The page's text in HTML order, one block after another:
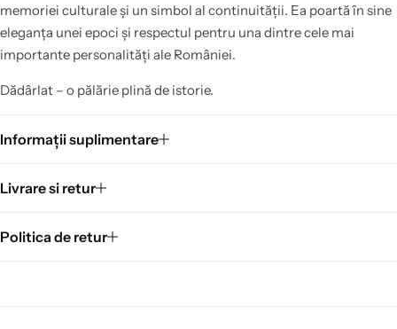
memoriei culturale și un simbol al continuității. Ea poartă în sine
eleganța unei epoci și respectul pentru una dintre cele mai
importante personalități ale României.
Dădârlat – o pălărie plină de istorie.
Informații suplimentare
Livrare si retur
Politica de retur